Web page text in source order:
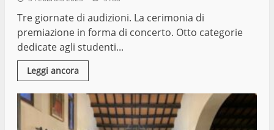
Tre giornate di audizioni. La cerimonia di
premiazione in forma di concerto. Otto categorie
dedicate agli studenti...
Leggi ancora